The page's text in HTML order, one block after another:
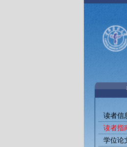
读者信
读者指
学位论